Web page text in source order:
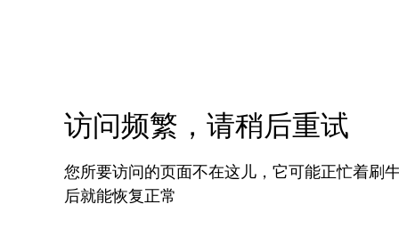
访问频繁，请稍后重试
您所要访问的页面不在这儿，它可能正忙着刷
后就能恢复正常